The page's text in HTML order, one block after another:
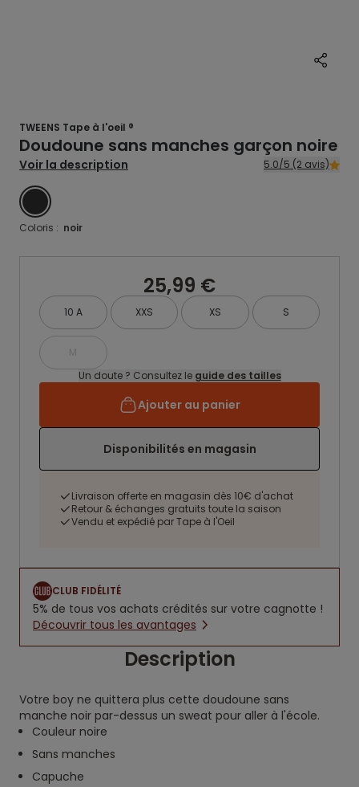
TWEENS Tape à l'oeil ®
Doudoune sans manches garçon noire
Voir la description 5.0/5 (2 avis)
NOIR
Coloris : noir
25,99 €
10 A XXS XS S
M
Un doute ? Consultez le guide des tailles
Ajouter au panier
Disponibilités en magasin
Livraison offerte en magasin dès 10€ d'achat
Retour & échanges gratuits toute la saison
Vendu et expédié par Tape à l'Oeil
CLUB FIDÉLITÉ
5% de tous vos achats crédités sur votre cagnotte !
Découvrir tous les avantages
Description
Votre boy ne quittera plus cette doudoune sans
manche noir par-dessus un sweat pour aller à l'école.
Couleur noire
Sans manches
Capuche